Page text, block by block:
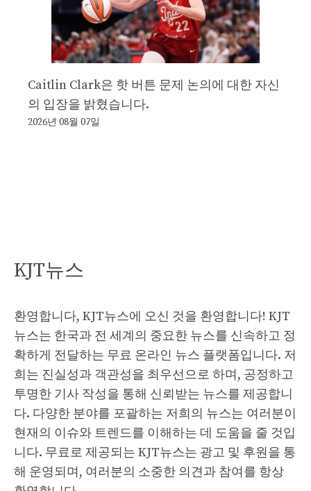
Caitlin Clark은 핫 버튼 문제 논의에 대한 자신
의 입장을 밝혔습니다.
2026년 08월 07일
KJT뉴스
환영합니다, KJT뉴스에 오신 것을 환영합니다! KJT
뉴스는 한국과 전 세계의 중요한 뉴스를 신속하고 정
확하게 전달하는 무료 온라인 뉴스 플랫폼입니다. 저
희는 진실성과 객관성을 최우선으로 하며, 공정하고
투명한 기사 작성을 통해 신뢰받는 뉴스를 제공합니
다. 다양한 분야를 포괄하는 저희의 뉴스는 여러분이
현재의 이슈와 트렌드를 이해하는 데 도움을 줄 것입
니다. 무료로 제공되는 KJT뉴스는 광고 및 후원을 통
해 운영되며, 여러분의 소중한 의견과 참여를 항상